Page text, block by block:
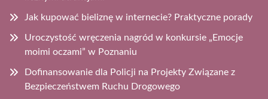
Jak kupować bieliznę w internecie? Praktyczne porady
Uroczystość wręczenia nagród w konkursie „Emocje
moimi oczami” w Poznaniu
Dofinansowanie dla Policji na Projekty Związane z
Bezpieczeństwem Ruchu Drogowego